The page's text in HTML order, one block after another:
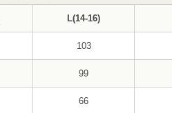
L(14-16)
103
99
66